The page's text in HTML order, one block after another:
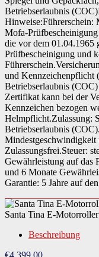
Betriebserlaubnis
Hinweise:Führerschein:
Mofa-
die vor dem 01.04.1965
Prüfbescheinigung und
und Kennzeichenpflicht
Betriebserlaubnis
Zertifikat kann bei der
Kennzeichen bezogen
Helmpflicht.Zulassung:
Betriebserlaubnis
Mindestgeschwindigkeit
Zulassungsfrei.Steuer:
Gewährleistung auf das
und 6 Monate
Garantie: 5 Jahre auf
Santa Tina E-
Beschreibung
€4.399,00